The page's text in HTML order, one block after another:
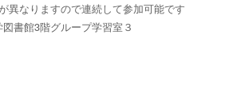
異なりますので連続して参加可能です
書館3階グループ学習室３